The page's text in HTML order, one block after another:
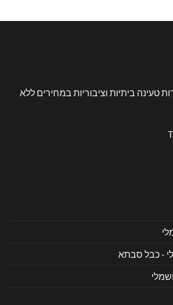
טעינה ביתיות וציבוריות במחירים ללא
- כבל סבתא